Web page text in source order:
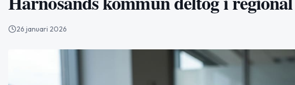
26 januari 2026